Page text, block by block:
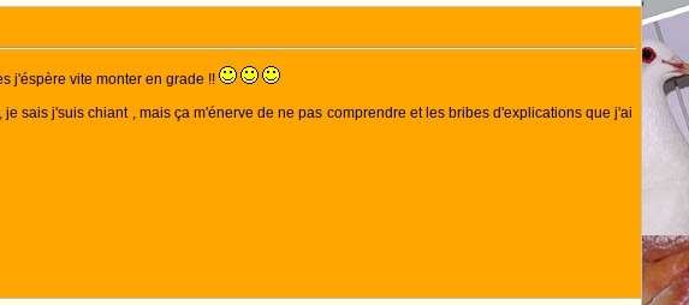
j'éspère vite monter en grade !!
sais j'suis chiant , mais ça m'énerve de ne pas comprendre et les bribes d'explications que j'ai